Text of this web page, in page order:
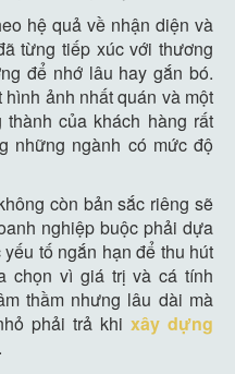
hệ quả về nhận diện và
từng tiếp xúc với thương
để nhớ lâu hay gắn bó.
ảnh nhất quán và một
của khách hàng rất
những ngành có mức độ
còn bản sắc riêng sẽ
nghiệp buộc phải dựa
tố ngắn hạn để thu hút
chọn vì giá trị và cá tính
thầm nhưng lâu dài mà
phải trả khi xây dựng